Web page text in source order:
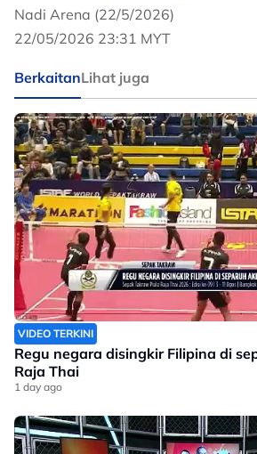
Nadi Arena (22/5/2026)
22/05/2026 23:31 MYT
BerkaitanLihat juga
VIDEO TERKINI
Regu negara disingkir Filipina di
Raja Thai
1 day ago